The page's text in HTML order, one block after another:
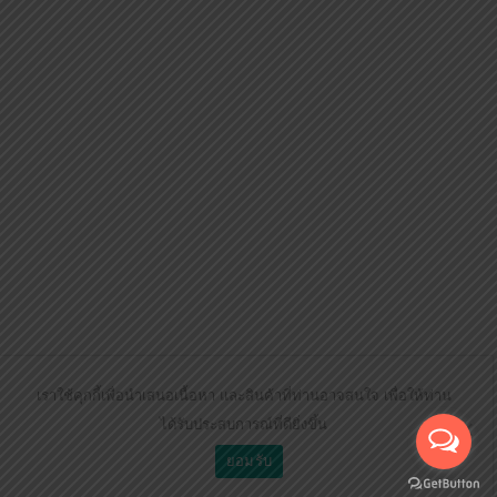
เราใช้คุกกี้เพื่อนำเสนอเนื้อหา และสินค้าที่ท่านอาจสนใจ เพื่อให้ท่าน
ได้รับประสบการณ์ที่ดียิ่งขึ้น
ยอมรับ